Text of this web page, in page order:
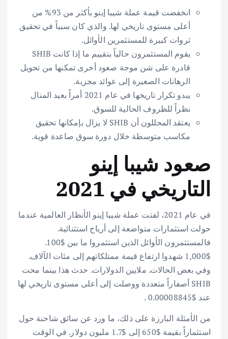
انخفضت قيمة عملة شيبا إينو بأكثر من 93% من
أعلى مستوى تاريخي لها. والذي كان سبباً في تحقيق
ثروات كبيرة للمستثمرين الأوائل.
يقوم المستثمرون حالياً بتقييم ما إذا كانت SHIB
قادرة على شن موجة صعود أخرى تمكنها من تحويل
الرهانات الصغيرة إلى عوائد مجزية.
يبدو تكرار تاريخها في عام 2021 أمراً بعيد المنال
نظراً للظروف الحالية للسوق.
يعتقد المحللون أن SHIB لا يزال بإمكانها تحقيق
مكاسب متوسطة خلال دورة سوق صاعدة قوية.
صعود شيبا إينو
التاريخي في 2021
في عام 2021، لفتت عملة شيبا إينو الأنظار العالمية عندما
حولت استثمارات متواضعة إلى أرباح استثنائية.
فالمستثمرون الأوائل الذين استثمروا ما بين $100.
$1,000 شهدوا ارتفاع قيمة ممتلكاتهم إلى مئات الآلاف.
وفي بعض الحالات. ملايين الدولارات. حدث هذا بينما محت
SHIB أصفاراً متعددة ووصلت إلى أعلى مستوى تاريخي لها
عند $0.00008845 .
من الأمثلة البارزة على ذلك، ما ورد عن سائق شاحنة حول
استثماراً بقيمة $650 إلى $1.7 مليون دولار. في الوقت